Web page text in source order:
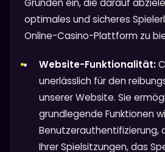
Gründen ein, die darauf
optimales und sicheres
Online-Casino-Plattform zu
Website-Funktionalität:
unerlässlich für den
unserer Website. Sie
grundlegende Funktionen
Benutzerauthentifizierung,
Ihrer Spielsitzungen, das